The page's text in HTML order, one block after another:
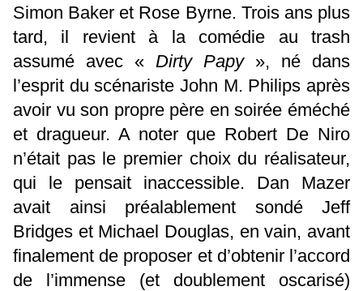
Simon Baker et Rose Byrne. Trois ans plus
tard, il revient à la comédie au trash
assumé avec « Dirty Papy», né dans
l’esprit du scénariste John M. Philips après
avoir vu son propre père en soirée éméché
et dragueur. A noter que Robert De Niro
n’était pas le premier choix du réalisateur,
qui le pensait inaccessible. Dan Mazer
avait ainsi préalablement sondé Jeff
Bridges et Michael Douglas, en vain, avant
finalement de proposer et d’obtenir l’accord
de l’immense (et doublement oscarisé)